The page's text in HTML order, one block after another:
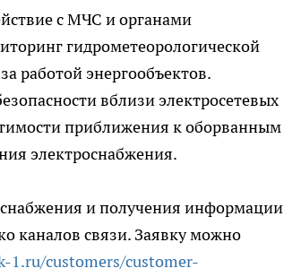
с МЧС и органами
гидрометеорологической
работой энергообъектов.
вблизи электросетевых
приближения к оборванным
электроснабжения.
и получения информации
каналов связи. Заявку можно
1.ru/customers/customer-